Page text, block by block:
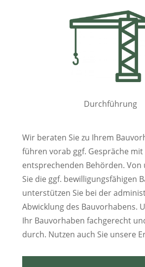
Durchführung
Wir beraten Sie zu Ihrem
führen vorab ggf. Gespräche mit
entsprechenden Behörden. Von
Sie die ggf. bewilligungsfähigen
unterstützen Sie bei der
Abwicklung des Bauvorhabens.
Ihr Bauvorhaben fachgerecht
durch. Nutzen auch Sie unsere